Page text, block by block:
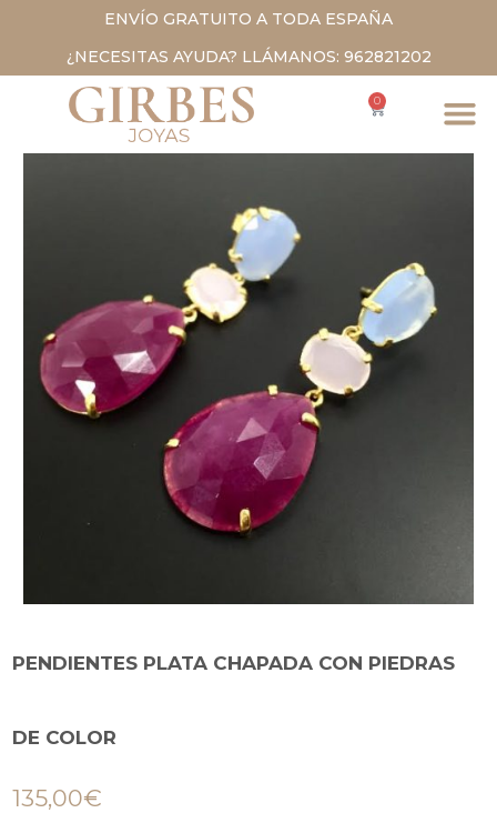
ENVÍO GRATUITO A TODA ESPAÑA
¿NECESITAS AYUDA? LLÁMANOS: 962821202
0
PENDIENTES PLATA CHAPADA CON PIEDRAS
DE COLOR
135,00€